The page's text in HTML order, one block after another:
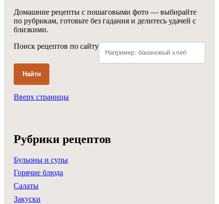
Домашние рецепты с пошаговыми фото — выбирайте
по рубрикам, готовьте без гадания и делитесь удачей с
близкими.
Поиск рецептов по сайту
Найти
Вверх страницы
Рубрики рецептов
Бульоны и супы
Горячие блюда
Салаты
Закуски